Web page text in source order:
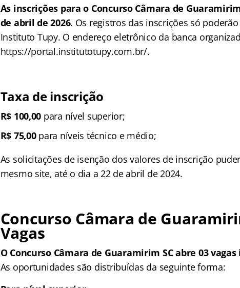
As inscrições para o Concurso Câmara de
de abril de 2026. Os registros das inscrições só
Instituto Tupy. O endereço eletrônico da banca
https://portal.institutotupy.com.br/.
Taxa de inscrição
R$ 100,00 para nível superior;
R$ 75,00para níveis técnico e médio;
As solicitações de isenção dos valores de inscrição
mesmo site, até o dia a 22 de abril de 2024.
Concurso Câmara de
Vagas
O Concurso Câmara de Guaramirim SC abre 03
As oportunidades são distribuídas da seguinte forma: